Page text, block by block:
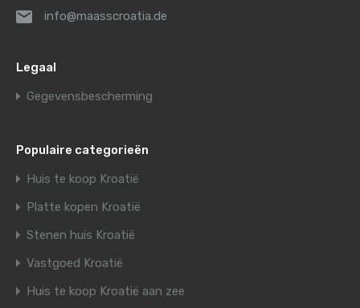
info@maasscroatia.de
Legaal
Gegevensbescherming
Populaire categorieën
Huis te koop Kroatië
Platte kopen Kroatië
Stenen huis Kroatië
Vastgoed Kroatië
Huis te koop Kroatië aan zee